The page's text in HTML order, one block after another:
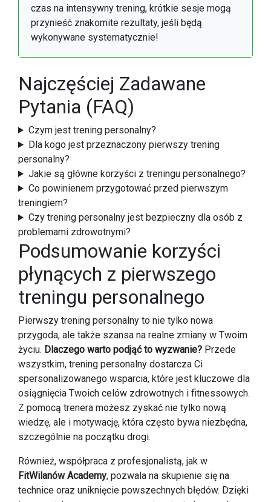
czas na intensywny trening, krótkie sesje mogą
przynieść znakomite rezultaty, jeśli będą
wykonywane systematycznie!
Najczęściej Zadawane
Pytania (FAQ)
Czym jest trening personalny?
Dla kogo jest przeznaczony pierwszy trening
personalny?
Jakie są główne korzyści z treningu personalnego?
Co powinienem przygotować przed pierwszym
treningiem?
Czy trening personalny jest bezpieczny dla osób z
problemami zdrowotnymi?
Podsumowanie korzyści
płynących z pierwszego
treningu personalnego
Pierwszy trening personalny to nie tylko nowa
przygoda, ale także szansa na realne zmiany w Twoim
życiu. Dlaczego warto podjąć to wyzwanie? Przede
wszystkim, trening personalny dostarcza Ci
spersonalizowanego wsparcia, które jest kluczowe dla
osiągnięcia Twoich celów zdrowotnych i fitnessowych.
Z pomocą trenera możesz zyskać nie tylko nową
wiedzę, ale i motywację, która często bywa niezbędna,
szczególnie na początku drogi.
Również, współpraca z profesjonalistą, jak w
FitWilanów Academy, pozwala na skupienie się na
technice oraz uniknięcie powszechnych błędów. Dzięki